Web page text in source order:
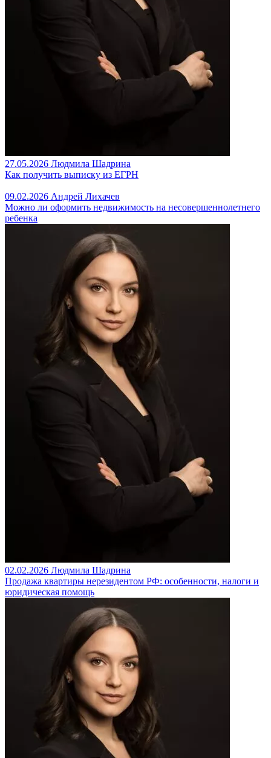
27.05.2026 Людмила Шадрина
Как получить выписку из ЕГРН
09.02.2026 Андрей Лихачев
Можно ли оформить недвижимость на несовершеннолетнего
ребенка
02.02.2026 Людмила Шадрина
Продажа квартиры нерезидентом РФ: особенности, налоги и
юридическая помощь